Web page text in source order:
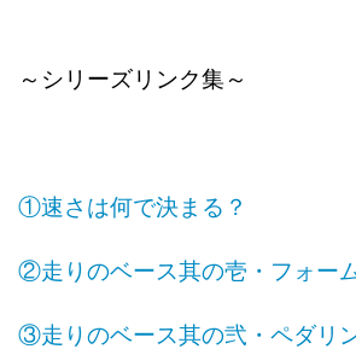
～シリーズリンク集～
①速さは何で決まる？
②走りのベース其の壱・フォー
③走りのベース其の弐・ペダリ